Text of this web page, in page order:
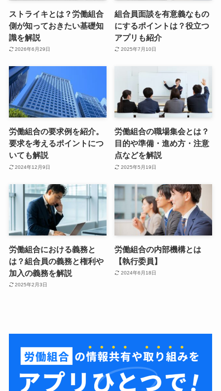
ストライキとは？労働組合
側が知っておきたい基礎知
識を解説
2026年6月29日
組合員面談を有意義なもの
にするポイントは？役立つ
アプリも紹介
2025年7月10日
労働組合の要求例を紹介。
要求を考えるポイントにつ
いても解説
2024年12月9日
労働組合の職場集会とは？
目的や準備・進め方・注意
点などを解説
2025年5月19日
労働組合における義務と
は？組合員の義務と権利や
加入の義務を解説
2025年2月3日
労働組合の内部機構とは
【執行委員】
2024年6月18日